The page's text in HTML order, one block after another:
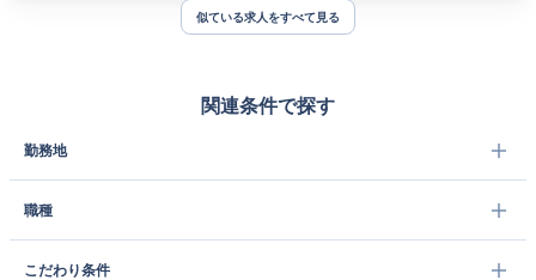
似ている求人をすべて見る
関連条件で探す
勤務地
職種
こだわり条件